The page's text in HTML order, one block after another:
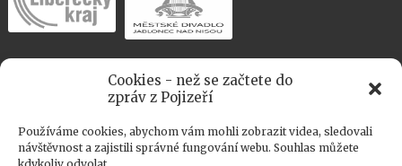
Cookies - než se začtete do
zpráv z Pojizeří
Používáme cookies, abychom vám mohli zobrazit videa, sledovali
návštěvnost a zajistili správné fungování webu. Souhlas můžete
MEDIÁLNÍ SPOLUPRÁCE